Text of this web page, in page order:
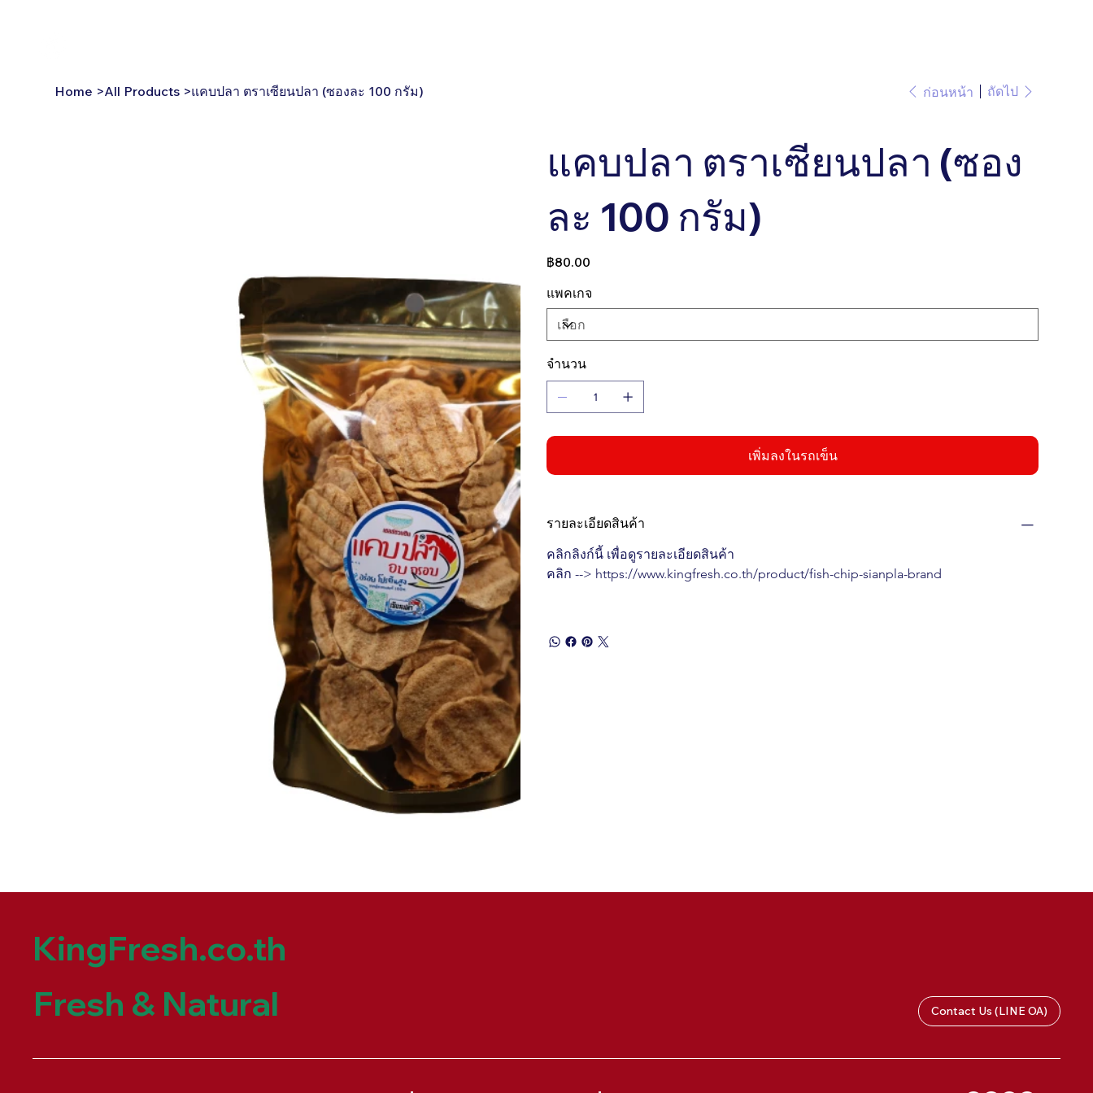
Home >All Products >แคบปลา ตราเซียนปลา (ซองละ 100 กรัม) ก่อนหน้า ถัดไป
แคบปลา ตราเซียนปลา (ซอง
ละ 100 กรัม)
ราคา
฿80.00
แพคเกจ
จำนวน
เพิ่มลงในรถเข็น
รายละเอียดสินค้า
คลิกลิงก์นี้ เพื่อดูรายละเอียดสินค้า
คลิก --> https://www.kingfresh.co.th/product/fish-chip-sianpla-brand
KingFresh.co.th
Fresh & Natural
Contact Us (LINE OA)